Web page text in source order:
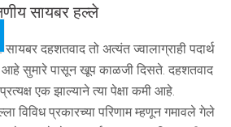
सायबर हल्ले
दहशतवाद तो अत्यंत ज्वालाग्राही पदार्थ
सुमारे पासून खूप काळजी दिसते. दहशतवाद
एक झाल्याने त्या पेक्षा कमी आहे.
विविध प्रकारच्या परिणाम म्हणून गमावले गेले